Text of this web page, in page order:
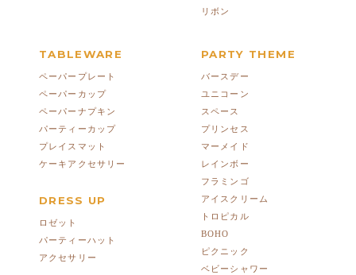
リボン
TABLEWARE
ペーパープレート
ペーパーカップ
ペーパーナプキン
パーティーカップ
プレイスマット
ケーキアクセサリー
DRESS UP
ロゼット
パーティーハット
アクセサリー
PARTY THEME
バースデー
ユニコーン
スペース
プリンセス
マーメイド
レインボー
フラミンゴ
アイスクリーム
トロピカル
BOHO
ピクニック
ベビーシャワー